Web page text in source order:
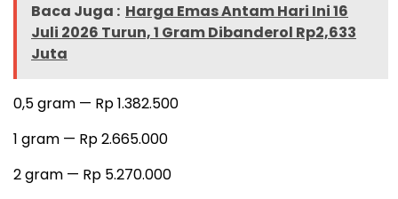
Baca Juga : Harga Emas Antam Hari Ini 16
Juli 2026 Turun, 1 Gram Dibanderol Rp2,633
Juta
0,5 gram — Rp 1.382.500
1 gram — Rp 2.665.000
2 gram — Rp 5.270.000